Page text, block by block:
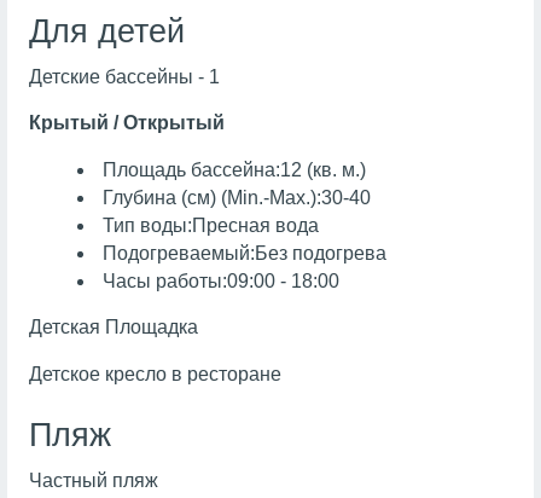
Для детей
Детские бассейны - 1
Крытый / Открытый
Площадь бассейна:12 (кв. м.)
Глубина (см) (Min.-Max.):30-40
Тип воды:Пресная вода
Подогреваемый:Без подогрева
Часы работы:09:00 - 18:00
Детская Площадка
Детское кресло в ресторане
Пляж
Частный пляж